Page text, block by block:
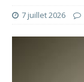
7 juillet 2026